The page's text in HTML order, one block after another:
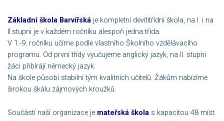
Základní škola Barvířská je kompletní devítitřídní škola, na I. i na
II.stupni je v každém ročníku alespoň jedna třída.
V 1.-9. ročníku učíme podle vlastního Školního vzdělávacího
programu. Od první třídy vyučujeme anglický jazyk, na II. stupni
žáci přibírájí německý jazyk.
Na škole působí stabilní tým kvalitních učitelů. Žákům nabízíme
širokou škálu zájmových kroužků.
Součástí naší organizace je mateřská škola s kapacitou 48 míst.